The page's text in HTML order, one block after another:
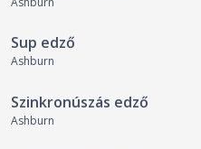
Sup edző
Ashburn
Szinkronúszás edző
Ashburn